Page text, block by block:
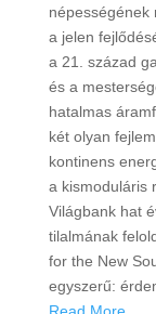
népességének
a jelen
a 21. század
és a
hatalmas
két olyan
kontinens
a kismoduláris
Világbank hat
tilalmának
for the New
egyszerű: